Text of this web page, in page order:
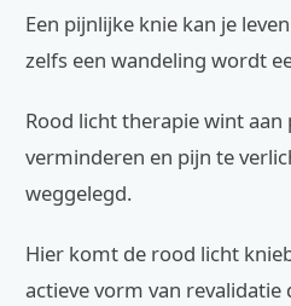
Een pijnlijke knie kan je
zelfs een wandeling wordt
Rood licht therapie wint
verminderen en pijn te
weggelegd.
Hier komt de rood licht
actieve vorm van